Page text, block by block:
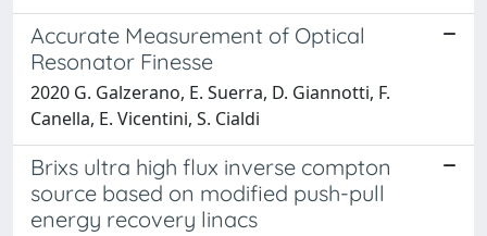
Accurate Measurement of Optical
Resonator Finesse
2020 G. Galzerano, E. Suerra, D. Giannotti, F.
Canella, E. Vicentini, S. Cialdi
Brixs ultra high flux inverse compton
source based on modified push-pull
energy recovery linacs